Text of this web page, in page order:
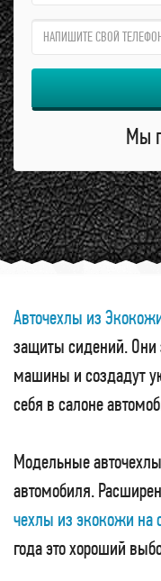
qzw:
Мы
Авточехлы из
защиты сидений. Они
машины и создадут
себя в салоне
Модельные
автомобиля.
чехлы из экокожи на
года это хороший